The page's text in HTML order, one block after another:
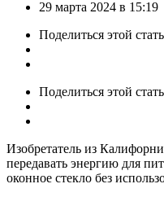
by
29 марта 2024 в 15:19
Поделиться этой
Поделиться этой
Изобретатель из
передавать энергию для
оконное стекло без